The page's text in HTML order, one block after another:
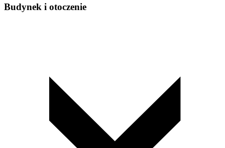
Budynek i otoczenie